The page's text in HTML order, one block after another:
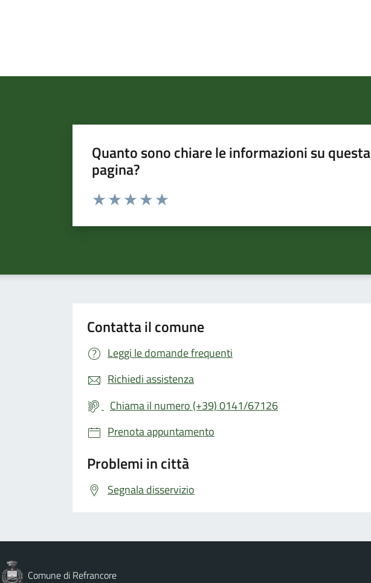
Quanto sono chiare le informazioni su questa
pagina?
Valuta da 1 a 5 stelle la pagina
Contatta il comune
Leggi le domande frequenti
Richiedi assistenza
Chiama il numero (+39) 0141/67126
Prenota appuntamento
Problemi in città
Segnala disservizio
Comune di Refrancore